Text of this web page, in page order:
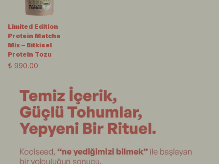
Limited Edition
Protein Matcha
Mix – Bitkisel
Protein Tozu
₺ 990.00